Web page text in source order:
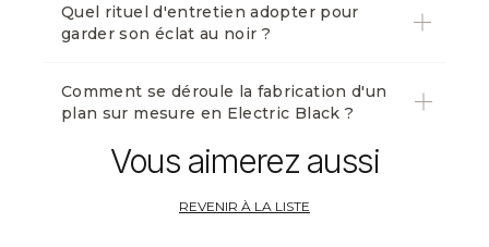
Quel rituel d'entretien adopter pour
garder son éclat au noir ?
Comment se déroule la fabrication d'un
plan sur mesure en Electric Black ?
Vous aimerez aussi
REVENIR À LA LISTE